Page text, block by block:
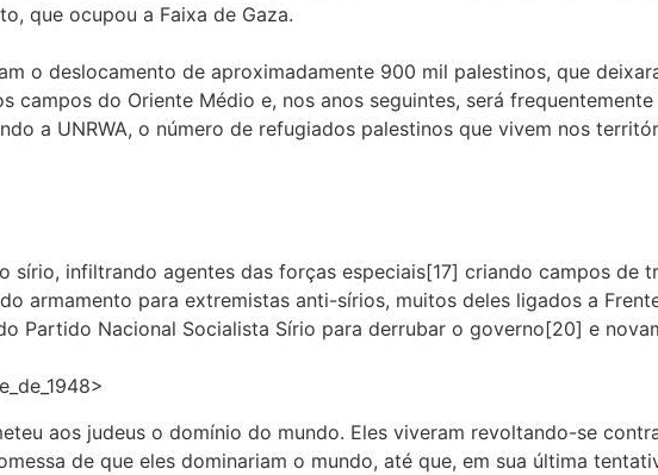
que ocupou a Faixa de Gaza.
o deslocamento de aproximadamente 900 mil palestinos, que
do Oriente Médio e, nos anos seguintes, será
a UNRWA, o número de refugiados palestinos que vivem nos
sírio, infiltrando agentes das forças especiais[17] criando campos de
armamento para extremistas anti-sírios, muitos deles ligados a
Partido Nacional Socialista Sírio para derrubar o governo[20] e
aos judeus o domínio do mundo. Eles viveram revoltando-se
de que eles dominariam o mundo, até que, em sua última